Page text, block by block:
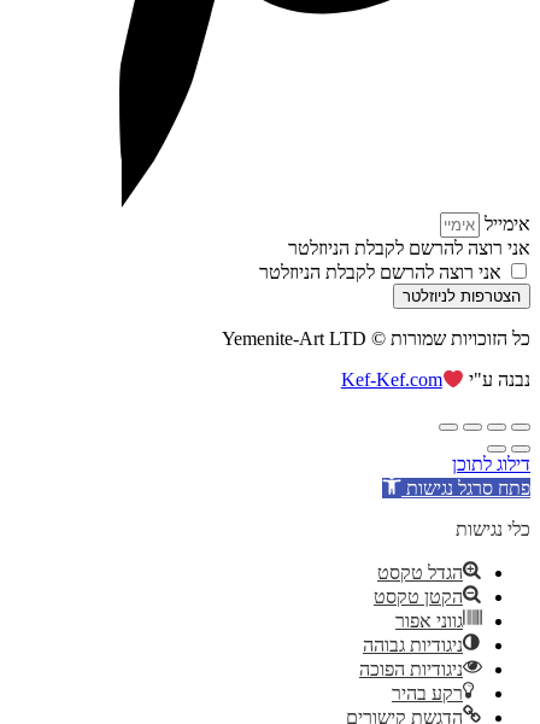
אימייל
אני רוצה להרשם לקבלת הניוזלטר
אני רוצה להרשם לקבלת הניוזלטר
הצטרפות לניוזלטר
כל הזוכויות שמורות © Yemenite-Art LTD
נבנה ע"י Kef-Kef.com
דילוג לתוכן
פתח סרגל נגישות
כלי נגישות
הגדל טקסט
הקטן טקסט
גווני אפור
ניגודיות גבוהה
ניגודיות הפוכה
רקע בהיר
הדגשת קישורים